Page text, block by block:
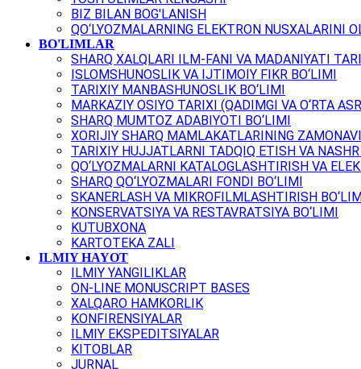
BIZ BILAN BOG'LANISH
QO‘LYOZMALARNING ELEKTRON NUSXALARINI
BO'LIMLAR
SHARQ XALQLARI ILM-FANI VA MADANIYATI
ISLOMSHUNOSLIK VA IJTIMOIY FIKR BO‘LIMI
TARIXIY MANBASHUNOSLIK BO‘LIMI
MARKAZIY OSIYO TARIXI (QADIMGI VA O‘RTA
SHARQ MUMTOZ ADABIYOTI BO‘LIMI
XORIJIY SHARQ MAMLAKATLARINING
TARIXIY HUJJATLARNI TADQIQ ETISH VA
QO‘LYOZMALARNI KATALOGLASHTIRISH VA
SHARQ QO‘LYOZMALARI FONDI BO‘LIMI
SKANERLASH VA MIKROFILMLASHTIRISH
KONSERVATSIYA VA RESTAVRATSIYA BO‘LIMI
KUTUBXONA
KARTOTEKA ZALI
ILMIY HAYOT
ILMIY YANGILIKLAR
ON-LINE MONUSCRIPT BASES
XALQARO HAMKORLIK
KONFIRENSIYALAR
ILMIY EKSPEDITSIYALAR
KITOBLAR
JURNAL